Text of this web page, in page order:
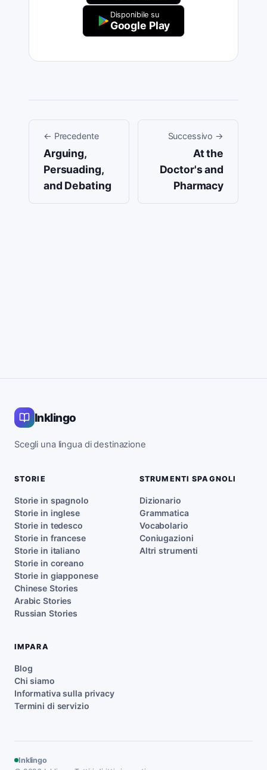
Disponibile su
Google Play
← Precedente
Arguing,
Persuading,
and Debating
Successivo →
At the
Doctor's and
Pharmacy
Inklingo
Scegli una lingua di destinazione
STORIE
Storie in spagnolo
Storie in inglese
Storie in tedesco
Storie in francese
Storie in italiano
Storie in coreano
Storie in giapponese
Chinese Stories
Arabic Stories
Russian Stories
STRUMENTI SPAGNOLI
Dizionario
Grammatica
Vocabolario
Coniugazioni
Altri strumenti
IMPARA
Blog
Chi siamo
Informativa sulla privacy
Termini di servizio
Inklingo